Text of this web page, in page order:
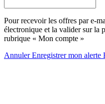
Pour recevoir les offres par e-
électronique et la valider sur la
rubrique « Mon compte »
AnnulerEnregistrer mon alerte